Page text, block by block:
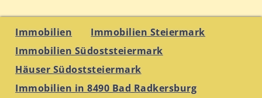
Immobilien
Immobilien Steiermark
Immobilien Südoststeiermark
Häuser Südoststeiermark
Immobilien in 8490 Bad Radkersburg